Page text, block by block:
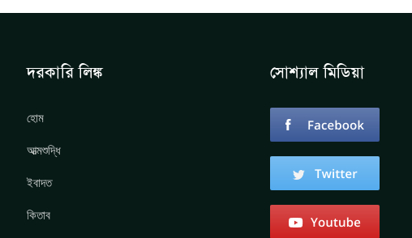
দরকারি লিঙ্ক
হোম
আত্মশুদ্ধি
ইবাদত
কিতাব
সোশ্যাল মিডিয়া